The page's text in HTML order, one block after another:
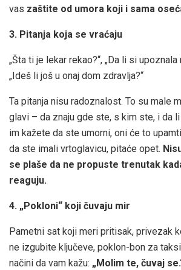
vas zaštite od umora koji i sama
3. Pitanja koja se vraćaju
„Šta ti je lekar rekao?“, „Da li si upoznala
„Ideš li još u onaj dom zdravlja?“
Ta pitanja nisu radoznalost. To su male
glavi – da znaju gde ste, s kim ste, i da
im kažete da ste umorni, oni će to
da ste imali vrtoglavicu, pitaće opet.
se plaše da ne propuste trenutak
reaguju.
4. „Pokloni“ koji čuvaju mir
Pametni sat koji meri pritisak, privezak
ne izgubite ključeve, poklon-bon za
načini da vam kažu: „Molim te, čuvaj